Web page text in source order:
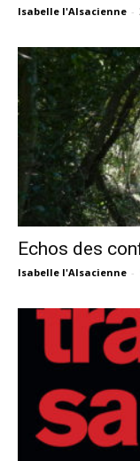
Isabelle l'Alsacienne -
Echos des
Isabelle l'Alsacienne -